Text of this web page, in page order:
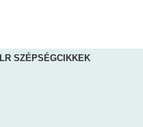
LR SZÉPSÉGCIKKEK